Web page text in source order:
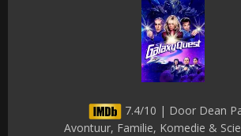
7.4/10 | Door Dean
Avontuur, Familie, Komedie &